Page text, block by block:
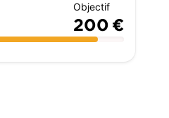
Objectif
200 €